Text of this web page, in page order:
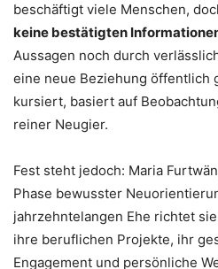
beschäftigt viele Menschen,
keine bestätigten
Aussagen noch durch
eine neue Beziehung öffentlich
kursiert, basiert auf
reiner Neugier.
Fest steht jedoch: Maria
Phase bewusster
jahrzehntelangen Ehe richtet
ihre beruflichen Projekte, ihr
Engagement und persönliche